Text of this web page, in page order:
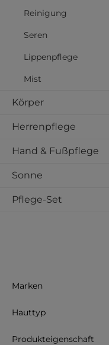
Reinigung
Seren
Lippenpflege
Mist
Körper
Herrenpflege
Hand & Fußpflege
Sonne
Pflege-Set
Marken
Hauttyp
Produkteigenschaft